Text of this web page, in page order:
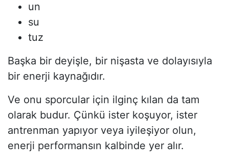
un
su
tuz
Başka bir deyişle, bir nişasta ve dolayısıyla
bir enerji kaynağıdır.
Ve onu sporcular için ilginç kılan da tam
olarak budur. Çünkü ister koşuyor, ister
antrenman yapıyor veya iyileşiyor olun,
enerji performansın kalbinde yer alır.